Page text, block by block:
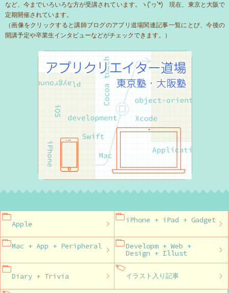
など、今までいろいろな方が受講されています。ヽ('ヮ'*)ゝ現在、東京と大阪で
定期開催されています。
（画像をクリックすると講師ブログのアプリ道場関連記事一覧にとび、今後の
開講予定や卒業生インタビューなどがチェックできます。）
Apple iPhone + iPad + Gadget
Mac + App + Peripheral Developm + Web +
Design + Illust
Diary + Trivia イラスト入り記事